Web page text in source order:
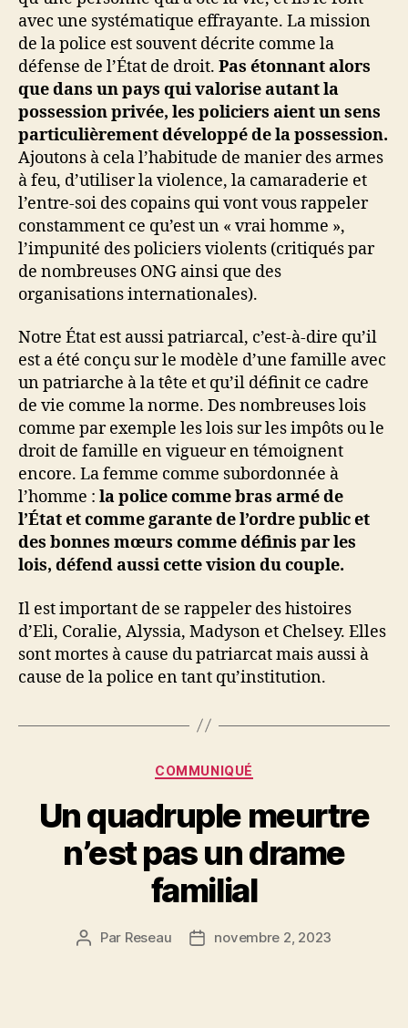
avec une systématique effrayante. La mission
de la police est souvent décrite comme la
défense de l’État de droit. Pas étonnant alors
que dans un pays qui valorise autant la
possession privée, les policiers aient un sens
particulièrement développé de la possession.
Ajoutons à cela l’habitude de manier des armes
à feu, d’utiliser la violence, la camaraderie et
l’entre-soi des copains qui vont vous rappeler
constamment ce qu’est un « vrai homme »,
l’impunité des policiers violents (critiqués par
de nombreuses ONG ainsi que des
organisations internationales).
Notre État est aussi patriarcal, c’est-à-dire qu’il
est a été conçu sur le modèle d’une famille avec
un patriarche à la tête et qu’il définit ce cadre
de vie comme la norme. Des nombreuses lois
comme par exemple les lois sur les impôts ou le
droit de famille en vigueur en témoignent
encore. La femme comme subordonnée à
l’homme : la police comme bras armé de
l’État et comme garante de l’ordre public et
des bonnes mœurs comme définis par les
lois, défend aussi cette vision du couple.
Il est important de se rappeler des histoires
d’Eli, Coralie, Alyssia, Madyson et Chelsey. Elles
sont mortes à cause du patriarcat mais aussi à
cause de la police en tant qu’institution.
Catégories
COMMUNIQUÉ
Un quadruple meurtre
n’est pas un drame
familial
Auteur
Par Reseau
Datenovembre 2, 2023